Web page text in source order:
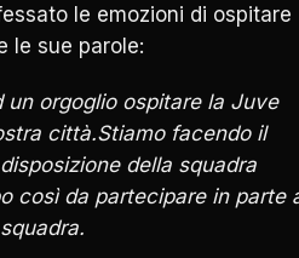
le emozioni di ospitare
le sue parole:
un orgoglio ospitare la Juve
città.Stiamo facendo il
della squadra
così da partecipare in parte